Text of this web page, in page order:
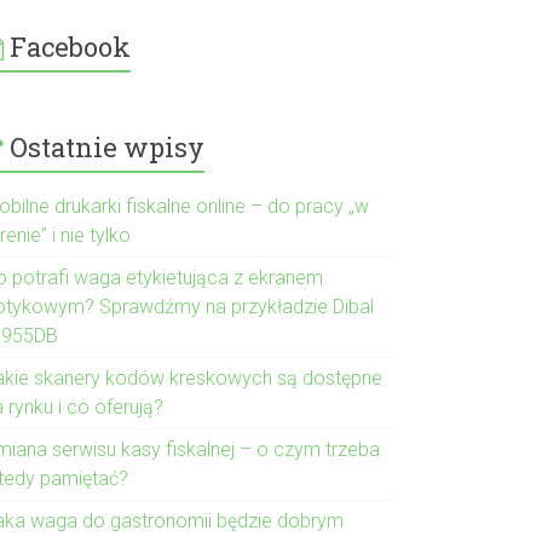
Facebook
Ostatnie wpisy
drukarki fiskalne online – do pracy „w
i nie tylko
potrafi waga etykietująca z ekranem
Sprawdźmy na przykładzie Dibal
skanery kodów kreskowych są dostępne
rynku i co oferują?
serwisu kasy fiskalnej – o czym trzeba
pamiętać?
waga do gastronomii będzie dobrym